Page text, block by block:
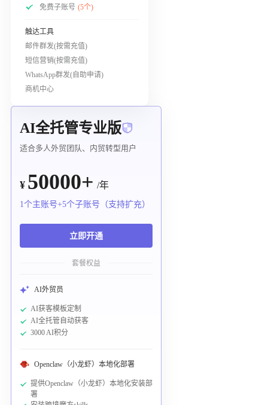
免费子账号 (5个)
触达工具
邮件群发(按需充值)
短信营销(按需充值)
WhatsApp群发(自助申请)
商机中心
AI全托管专业版
适合多人外贸团队、内贸转型用户
¥ 50000+ /年
1个主账号+5个子账号（支持扩充）
立即开通
套餐权益
AI外贸员
AI获客模板定制
AI全托管自动获客
3000 AI积分
Openclaw（小龙虾）本地化部署
提供Openclaw（小龙虾）本地化安装部
署